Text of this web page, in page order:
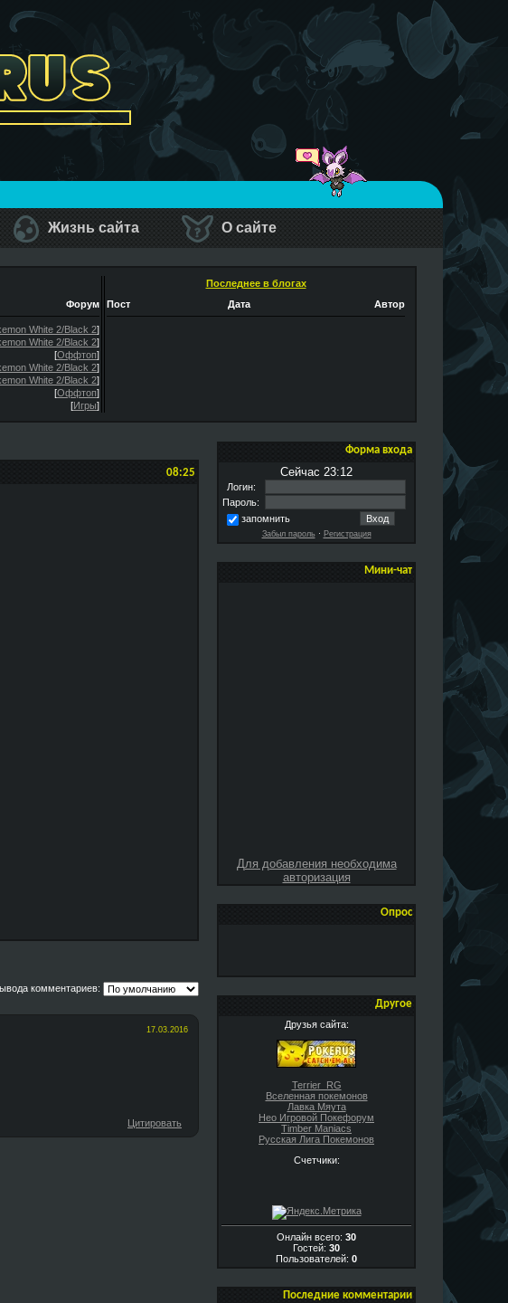
Жизнь сайта О сайте
Форум
White 2/Black 2]
White 2/Black 2]
[Оффтоп]
White 2/Black 2]
White 2/Black 2]
[Оффтоп]
[Игры]
Последнее в блогах
Пост
Дата Автор
Форма входа
Сейчас 23:12
Логин:
Пароль:
запомнить
Забыл пароль· Регистрация
Мини-чат
Для добавления необходима
авторизация
Опрос
Другое
Друзья сайта:
Terrier_RG
Вселенная покемонов
Лавка Мяута
Нео Игровой Покефорум
Timber Maniacs
Русская Лига Покемонов
Счетчики:
Онлайн всего: 30
Гостей: 30
Пользователей: 0
Последние комментарии
08:25
комментариев:
17.03.2016
Цитировать